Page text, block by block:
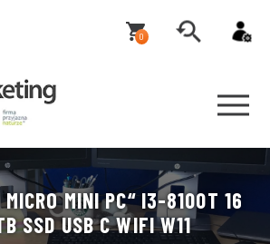
0
MINI PC“ I3-8100T 16
SSD USB C WIFI W11